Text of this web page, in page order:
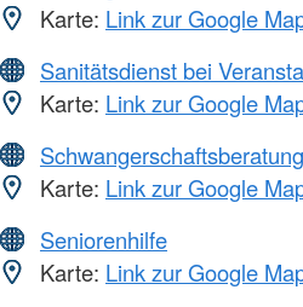
Karte: Link zur Google
Sanitätsdienst bei
Karte: Link zur Google
Schwangerschaftsberatung
Karte: Link zur Google
Seniorenhilfe
Karte: Link zur Google